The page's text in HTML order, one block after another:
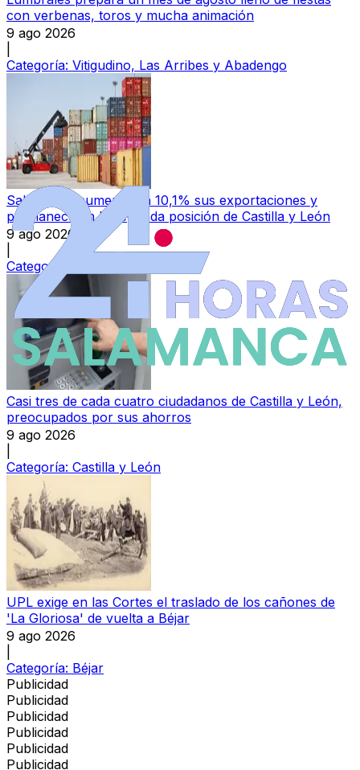
con verbenas, toros y mucha animación
9 ago 2026
Categoría: Vitigudino, Las Arribes y Abadengo
Salamanca aumenta un 10,1% sus exportaciones y
permanece en la segunda posición de Castilla y León
9 ago 2026
Categoría:
Casi tres de cada cuatro ciudadanos de Castilla y León,
preocupados por sus ahorros
9 ago 2026
Categoría: Castilla y León
UPL exige en las Cortes el traslado de los cañones de
'La Gloriosa' de vuelta a Béjar
9 ago 2026
Categoría: Béjar
Publicidad
Publicidad
Publicidad
Publicidad
Publicidad
Publicidad